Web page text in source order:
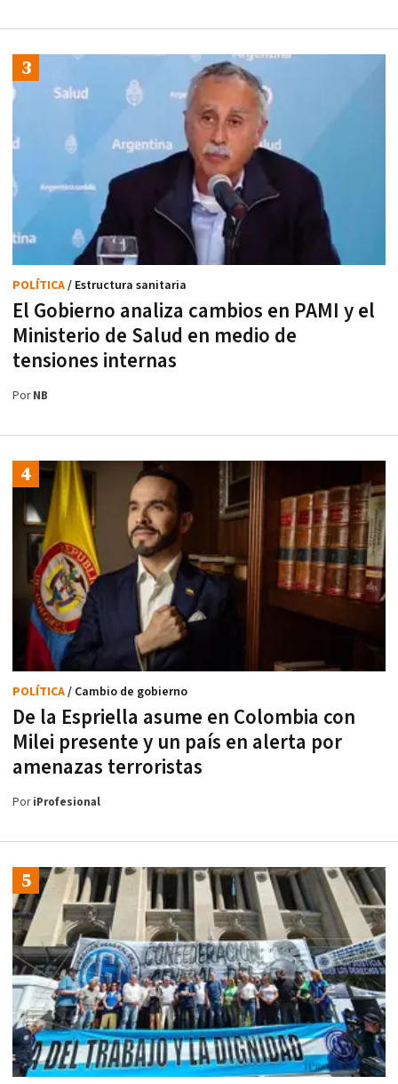
El Gobierno analiza cambios en PAMI y el
Ministerio de Salud en medio de
tensiones internas
POLÍTICA/ Estructura sanitaria
PorNB
De la Espriella asume en Colombia con
Milei presente y un país en alerta por
amenazas terroristas
POLÍTICA/ Cambio de gobierno
PoriProfesional